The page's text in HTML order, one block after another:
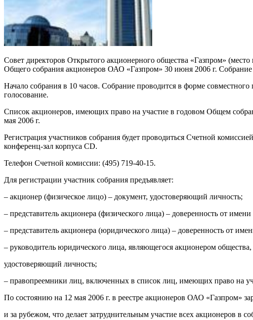
Совет директоров Открытого акционерного общества «Газпром»
Общего собрания акционеров ОАО «Газпром» 30 июня 2006 г.
Начало собрания в 10 часов. Собрание проводится в форме
голосование.
Список акционеров, имеющих право на участие в годовом Общем
мая 2006 г.
Регистрация участников собрания будет проводиться Счетной
конференц-зал корпуса CD.
Телефон Счетной комиссии: (495) 719-40-15.
Для регистрации участник собрания предъявляет:
– акционер (физическое лицо) – документ, удостоверяющий личность;
– представитель акционера (физического лица) – доверенность от
– представитель акционера (юридического лица) – доверенность от
– руководитель юридического лица, являющегося акционером
удостоверяющий личность;
– правопреемники лиц, включенных в список лиц, имеющих право на
По состоянию на 12 мая 2006 г. в реестре акционеров ОАО «Газпром»
и за рубежом, что делает затруднительным участие всех акционеров в